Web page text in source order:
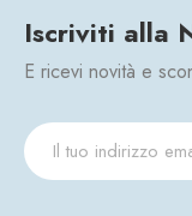
Iscriviti alla
E ricevi novità e